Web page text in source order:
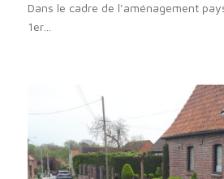
Dans le cadre de l’aménagement
1er…